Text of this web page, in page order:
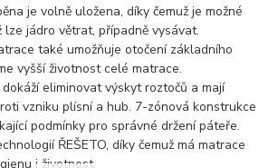
je volně uložena, díky čemuž je možné
lze jádro větrat, případně vysávat.
také umožňuje otočení základního
vyšší životnost celé matrace.
eliminovat výskyt roztočů a mají
vzniku plísní a hub. 7-zónová konstrukce
podmínky pro správné držení páteře.
ŘEŠETO, díky čemuž má matrace
i životnost.